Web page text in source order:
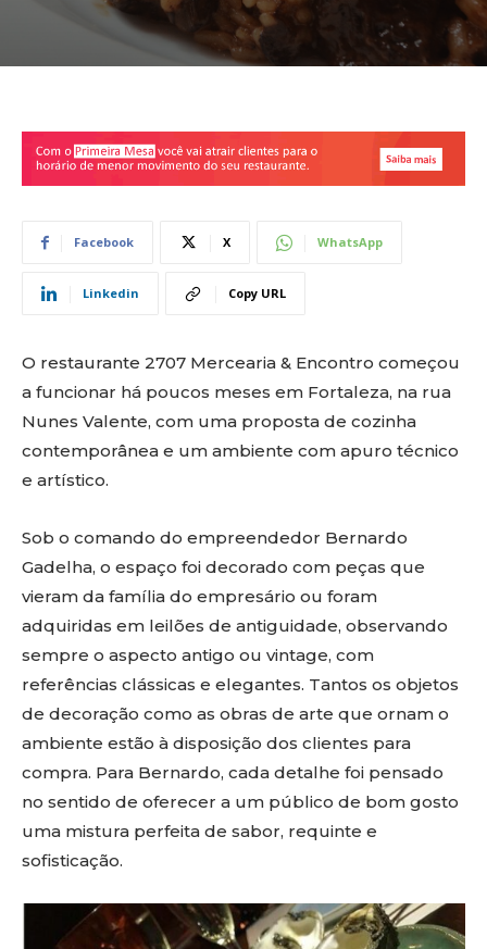
Facebook X WhatsApp
Linkedin Copy URL
O restaurante 2707 Mercearia & Encontro começou
a funcionar há poucos meses em Fortaleza, na rua
Nunes Valente, com uma proposta de cozinha
contemporânea e um ambiente com apuro técnico
e artístico.
Sob o comando do empreendedor Bernardo
Gadelha, o espaço foi decorado com peças que
vieram da família do empresário ou foram
adquiridas em leilões de antiguidade, observando
sempre o aspecto antigo ou vintage, com
referências clássicas e elegantes. Tantos os objetos
de decoração como as obras de arte que ornam o
ambiente estão à disposição dos clientes para
compra. Para Bernardo, cada detalhe foi pensado
no sentido de oferecer a um público de bom gosto
uma mistura perfeita de sabor, requinte e
sofisticação.